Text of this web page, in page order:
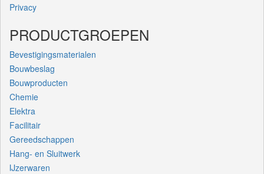
Privacy
PRODUCTGROEPEN
Bevestigingsmaterialen
Bouwbeslag
Bouwproducten
Chemie
Elektra
Facilitair
Gereedschappen
Hang- en Sluitwerk
IJzerwaren